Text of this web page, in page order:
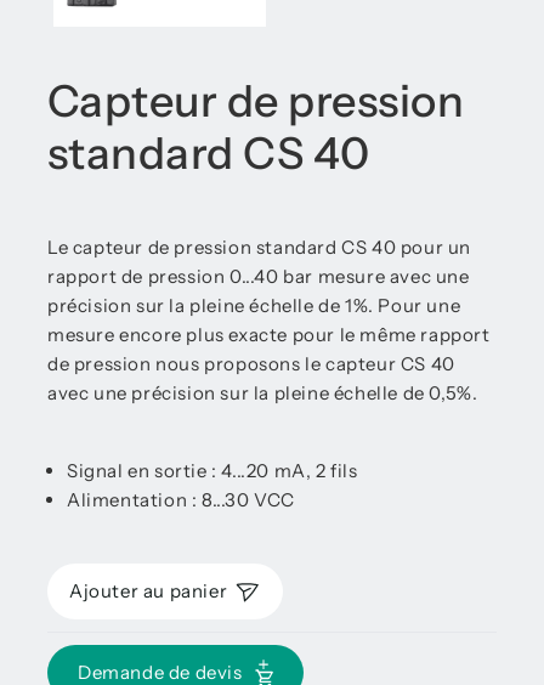
Capteur de pression
standard CS 40
Le capteur de pression standard CS 40 pour un
rapport de pression 0...40 bar mesure avec une
précision sur la pleine échelle de 1%. Pour une
mesure encore plus exacte pour le même rapport
de pression nous proposons le capteur CS 40
avec une précision sur la pleine échelle de 0,5%.
Signal en sortie : 4...20 mA, 2 fils
Alimentation : 8...30 VCC
Ajouter au panier
Demande de devis